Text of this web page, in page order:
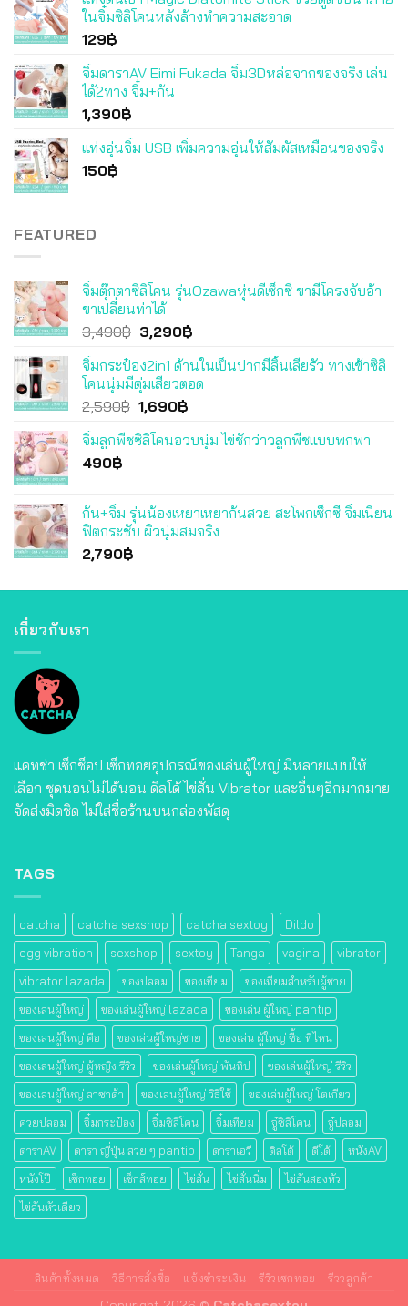
ในจิ๋มซิลิโคนหลังล้างทำความสะอาด
129฿
จิ๋มดาราAV Eimi Fukada จิ๋ม3Dหล่อจากของจริง เล่น
ได้2ทาง จิ๋ม+ก้น
1,390฿
แท่งอุ่นจิ๋ม USB เพิ่มความอุ่นให้สัมผัสเหมือนของจริง
150฿
FEATURED
จิ๋มตุ๊กตาซิลิโคน รุ่นOzawaหุ่นดีเซ็กซี่ ขามีโครงจับอ้า
ขาเปลี่ยนท่าได้
3,490฿ Original
was:
3,490฿.
3,290฿Current
is:
3,290฿.
จิ๋มกระป๋อง2in1 ด้านในเป็นปากมีลิ้นเลียรัว ทางเข้าซิลิ
โคนนุ่มมีตุ่มเสียวตอด
2,590฿ Original
was:
1,690฿Current
is:
จิ๋มลูกพีชซิลิโคนอวบนุ่ม ไข่ชักว่าวลูกพีชแบบพกพา
490฿
ก้น+จิ๋ม รุ่นน้องเหยาเหยาก้นสวย สะโพกเซ็กซี่ จิ๋มเนียน
ฟิตกระชับ ผิวนุ่มสมจริง
2,790฿
เกี่ยวกับเรา
แคทช่า เซ็กช็อป เซ็กทอยอุปกรณ์ของเล่นผู้ใหญ่ มีหลายแบบให้
เลือก ชุดนอนไม่ได้นอน ดิลโด้ ไข่สั่น Vibrator และอื่นๆอีกมากมาย
จัดส่งมิดชิด ไม่ใส่ชื่อร้านบนกล่องพัสดุ
TAGS
catcha catcha sexshop catcha sextoy
Dildo
egg vibration
sexshop sextoy Tanga vagina
vibrator
vibrator lazada
ของปลอม ของเทียม
ของเทียมสําหรับผู้ชาย
ของเล่นผู้ใหญ่
ของเล่นผู้ใหญ่ lazada
ของเล่น ผู้ใหญ่ pantip
ของเล่นผู้ใหญ่ คือ
ของเล่นผู้ใหญ่ชาย
ของเล่น ผู้ใหญ่ ซื้อ ที่ไหน
ของเล่นผู้ใหญ่ ผู้หญิง รีวิว
ของเล่นผู้ใหญ่ พันทิป
ของเล่นผู้ใหญ่ รีวิว
ของเล่นผู้ใหญ่ ลาซาด้า
ของเล่นผู้ใหญ่ วิธีใช้
ของเล่นผู้ใหญ่ โตเกียว
ควยปลอม
จิ๋มกระป๋อง จิ๋มซิลิโคน จิ๋มเทียม จู๋ซิลิโคน
จู๋ปลอม
ดาราAV
ดารา ญี่ปุ่น สวย ๆ pantip ดาราเอวี ดิลโด้ ดีโด้
หนังAV
หนังโป๊
เซ็กทอย เซ็กส์ทอย ไข่สั่น ไข่สั่นนิ่ม
ไข่สั่นสองหัว
ไข่สั่นหัวเดียว
สินค้าทั้งหมด วิธีการสั่งซื้อ แจ้งชำระเงิน รีวิวเซกทอย รีววลูกค้า